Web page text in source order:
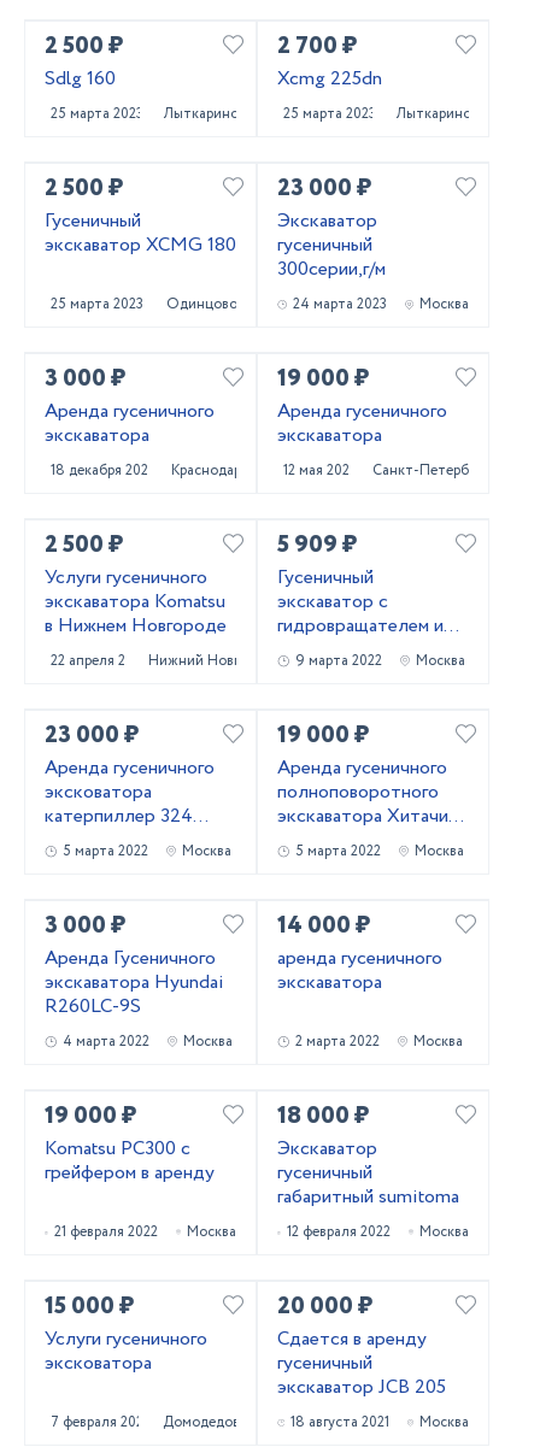
2 500 ₽
Sdlg 160
25 марта 2023 Лыткарино
2 700 ₽
Xcmg 225dn
25 марта 2023 Лыткарино
2 500 ₽
Гусеничный
экскаватор XCMG 180
25 марта 2023 Одинцово
23 000 ₽
Экскаватор
гусеничный
300серии,г/м
24 марта 2023 Москва
3 000 ₽
Аренда гусеничного
экскаватора
18 декабря 2022 Краснодар
19 000 ₽
Аренда гусеничного
экскаватора
12 мая 2022 Санкт-Петербург
2 500 ₽
Услуги гусеничного
экскаватора Komatsu
в Нижнем Новгороде
22 апреля 2022 Нижний Новгород
5 909 ₽
Гусеничный
экскаватор с
гидровращателем и
вибропогружателем
9 марта 2022 Москва
23 000 ₽
Аренда гусеничного
эксковатора
катерпиллер 324
ковш 1.7 куба
5 марта 2022 Москва
19 000 ₽
Аренда гусеничного
полноповоротного
экскаватора Хитачи
2405 марта 2022 Москва
3 000 ₽
Аренда Гусеничного
экскаватора Hyundai
R260LC-9S
4 марта 2022 Москва
14 000 ₽
аренда гусеничного
экскаватора
2 марта 2022 Москва
19 000 ₽
Komatsu PC300 с
грейфером в аренду
21 февраля 2022 Москва
18 000 ₽
Экскаватор
гусеничный
габаритный sumitoma
12 февраля 2022 Москва
15 000 ₽
Услуги гусеничного
эксковатора
7 февраля 2022 Домодедово
20 000 ₽
Сдается в аренду
гусеничный
экскаватор JCB 205
18 августа 2021 Москва